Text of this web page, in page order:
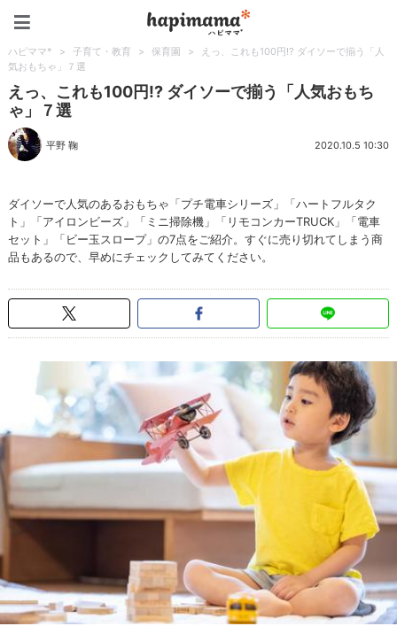
ハピママ* > 子育て・教育 > 保育園 >
えっ、これも100円!? ダイソーで揃う「人
気おもちゃ」７選
えっ、これも100円!? ダイソーで揃う「人気おもち
ゃ」７選
平野 鞠 2020.10.5 10:30
ダイソーで人気のあるおもちゃ「プチ電車シリーズ」「ハートフルタク
ト」「アイロンビーズ」「ミニ掃除機」「リモコンカーTRUCK」「電車
セット」「ビー玉スロープ」の7点をご紹介。すぐに売り切れてしまう商
品もあるので、早めにチェックしてみてください。